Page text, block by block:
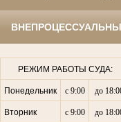
РЕЖИМ РАБОТЫ СУДА:
Понедельник с 9:00 до
Вторник с 9:00 до